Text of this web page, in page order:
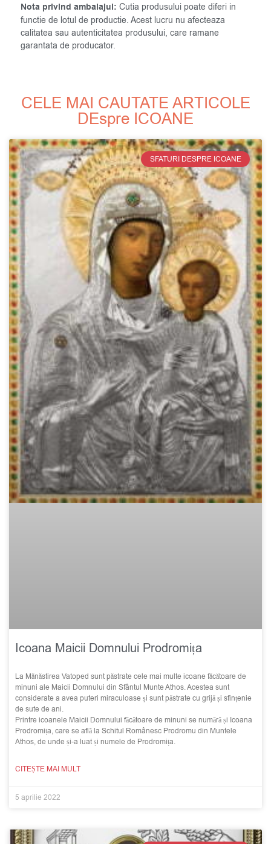
Nota privind ambalajul: Cutia produsului poate diferi in
functie de lotul de productie. Acest lucru nu afecteaza
calitatea sau autenticitatea produsului, care ramane
garantata de producator.
CELE MAI CAUTATE ARTICOLE
DEspre ICOANE
SFATURI DESPRE ICOANE
Icoana Maicii Domnului Prodromița
La Mănăstirea Vatoped sunt păstrate cele mai multe icoane făcătoare de
minuni ale Maicii Domnului din Sfântul Munte Athos. Acestea sunt
considerate a avea puteri miraculoase și sunt păstrate cu grijă și sfințenie
de sute de ani.
Printre icoanele Maicii Domnului făcătoare de minuni se numără și Icoana
Prodromița, care se află la Schitul Românesc Prodromu din Muntele
Athos, de unde și-a luat și numele de Prodromița.
CITEȘTE MAI MULT
5 aprilie 2022